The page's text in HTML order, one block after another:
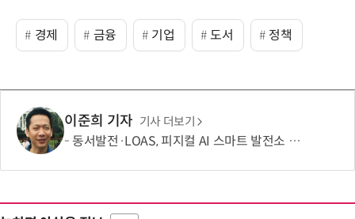
경제 금융 기업 도서 정책
이준희 기자 기사 더보기
동서발전·LOAS, 피지컬 AI 스마트 발전소 실증 협력